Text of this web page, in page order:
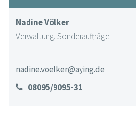
Nadine Völker
Verwaltung, Sonderaufträge
nadine.voelker@aying.de
08095/9095-31